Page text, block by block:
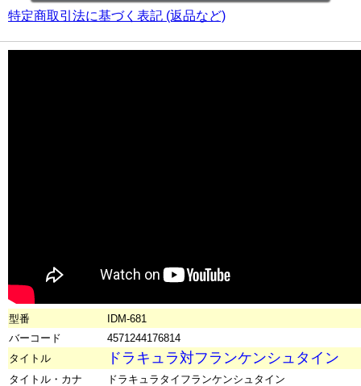
特定商取引法に基づく表記 (返品など)
型番
IDM-681
バーコード
4571244176814
タイトル
ドラキュラ対フランケンシュタイン
タイトル・カナ
ドラキュラタイフランケンシュタイン